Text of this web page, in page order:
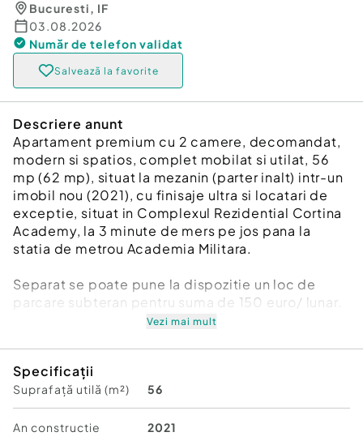
Bucuresti, IF
03.08.2026
Număr de telefon validat
Salvează la favorite
Descriere anunt
Apartament premium cu 2 camere, decomandat,
modern si spatios, complet mobilat si utilat, 56
mp (62 mp), situat la mezanin (parter inalt) intr-un
imobil nou (2021), cu finisaje ultra si locatari de
exceptie, situat in Complexul Rezidential Cortina
Academy, la 3 minute de mers pe jos pana la
statia de metrou Academia Militara.
Separat se poate pune la dispozitie un loc de
parcare subteran pentru suma de 150 euro/ lunar.
in cuantumul valoric al unei chirii. Contract
inregistrat la ANAF.
Contract pe cel putin un an de zile.
Vezi mai mult
Specificații
Suprafață utilă (m²) 56
An constructie 2021